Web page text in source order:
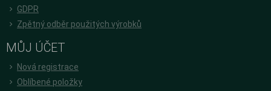
GDPR
Zpětný odběr použitých výrobků
MŮJ ÚČET
Nová registrace
Oblíbené položky